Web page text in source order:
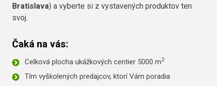
Bratislava) a vyberte si z vystavených produktov ten
svoj.
Čaká na vás:
Celková plocha ukážkových centier 5000 m2
Tím vyškolených predajcov, ktorí Vám poradia